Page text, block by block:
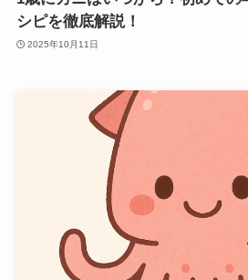
シピを徹底解説！
2025年10月11日